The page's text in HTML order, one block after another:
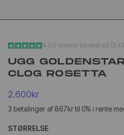
YEEZY SLIDE YS-01
CREAM
4.6/5 stjerner baseret på
UGG
CLOG ROSETTA
2.600kr
3 betalinger af 867kr til 0% i rente
STØRRELSE